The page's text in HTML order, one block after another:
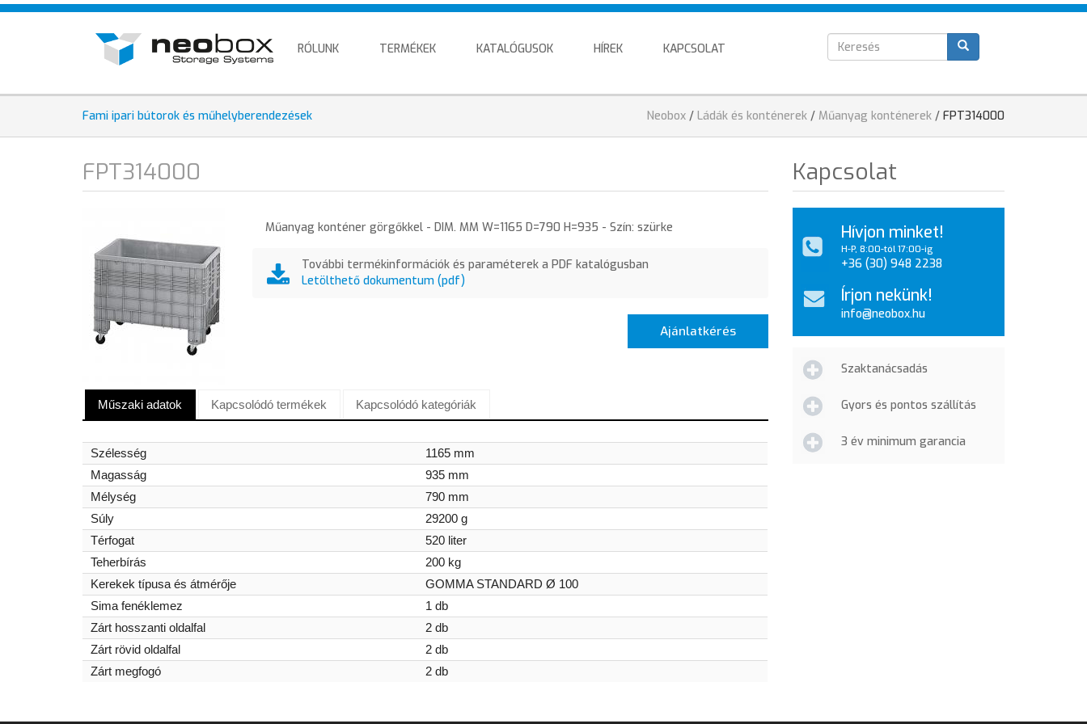
Ugrás
HU
EN
DE
RÓLUNK TERMÉKEK KATALÓGUSOK HÍREK KAPCSOLAT
Keresés
űrlap
Fami ipari bútorok és műhelyberendezések
Jelenlegi
hely
Neobox / Ládák és konténerek / Műanyag konténerek / FPT314000
FPT314000
Műanyag konténer görgőkkel - DIM. MM W=1165 D=790 H=935 - Szín: szürke
További termékinformációk és paraméterek a PDF katalógusban
Letölthető dokumentum (pdf)
Ajánlatkérés
Műszaki adatok Kapcsolódó termékek Kapcsolódó kategóriák
Szélesség
1165 mm
Magasság
935 mm
Mélység
790 mm
Súly
29200 g
Térfogat
520 liter
Teherbírás
200 kg
Kerekek típusa és átmérője
GOMMA STANDARD Ø 100
Sima fenéklemez
1 db
Zárt hosszanti oldalfal
2 db
Zárt rövid oldalfal
2 db
Zárt megfogó
2 db
Kapcsolat
Hívjon minket!
H-P, 8:00-tól 17:00-ig
+36 (30) 948 2238
Írjon nekünk!
info@neobox.hu
Szaktanácsadás
Gyors és pontos szállítás
3 év minimum garancia